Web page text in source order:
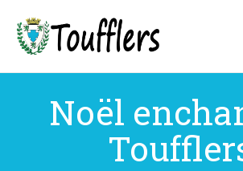
Noël